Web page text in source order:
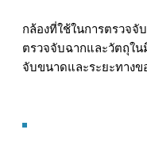
กล้องที่ใช้ในการตรวจจั
ตรวจจับฉากและวัตถุใ
จับขนาดและระยะทางข